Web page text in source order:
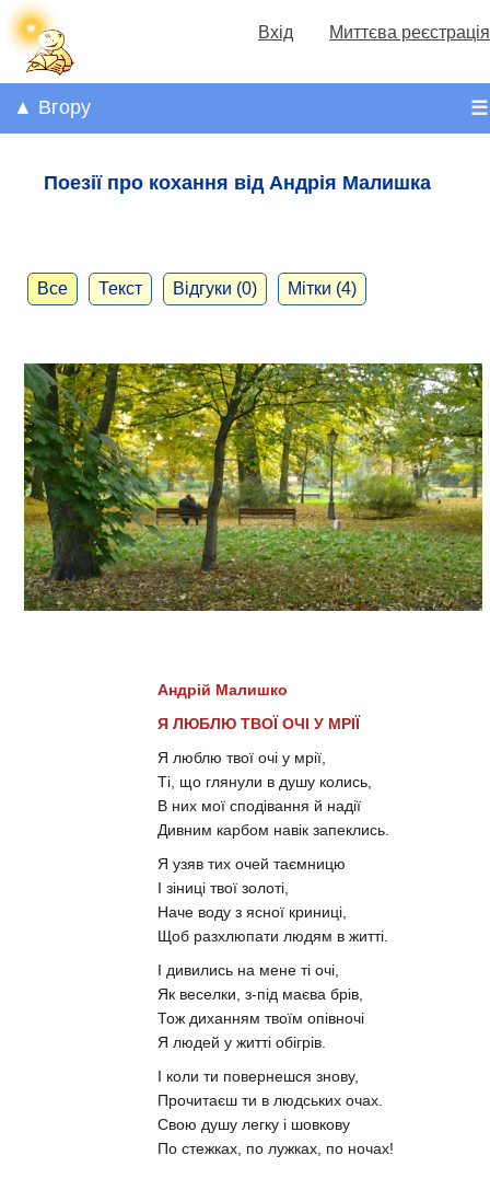
Вхід Миттєва реєстрація
☰
▲ Вгору
Поезії про кохання від Андрія Малишка
Все Текст Відгуки (0) Мітки (4)
Андрій Малишко
Я ЛЮБЛЮ ТВОЇ ОЧІ У МРІЇ
Я люблю твої очі у мрії,
Ті, що глянули в душу колись,
В них мої сподівання й надії
Дивним карбом навік запеклись.
Я узяв тих очей таємницю
І зіниці твої золоті,
Наче воду з ясної криниці,
Щоб разхлюпати людям в житті.
І дивились на мене ті очі,
Як веселки, з-під маєва брів,
Тож диханням твоїм опівночі
Я людей у житті обігрів.
І коли ти повернешся знову,
Прочитаєш ти в людських очах.
Свою душу легку і шовкову
По стежках, по лужках, по ночах!